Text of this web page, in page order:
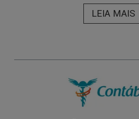
LEIA MAIS